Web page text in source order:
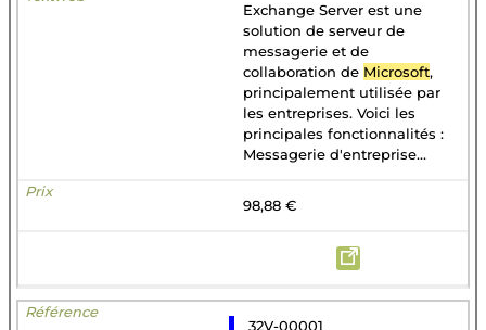
Exchange Server est une
solution de serveur de
messagerie et de
collaboration de Microsoft,
principalement utilisée par
les entreprises. Voici les
principales fonctionnalités :
Messagerie d'entreprise...
98,88 €
32V-00001